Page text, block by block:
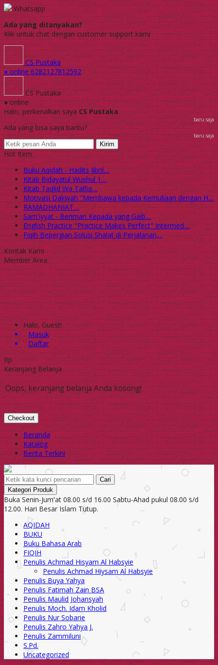
Whatsapp
Ada yang ditanyakan?
Klik untuk chat dengan customer support kami
CS Pustaka
● online 6282127812592
CS Pustaka
● online
Halo, perkenalkan sayaCS Pustaka
baru saja
Ada yang bisa saya bantu?
baru saja
Kirim
Hot Item
Buku Aqidah - Hadits Jibril....
Kitab Bidayatul Wushul 1....
Kitab Taqlid Wa Talfiq....
Motivasi Dakwah "Membawa kepada Kemuliaan dengan H....
RAMADHANIAT....
Sam'iyyat - Beriman Kepada yang Gaib....
English Practice "Practice Makes Perfect" Intermed....
Fiqih Bepergian Solusi Shalat di Perjalanan....
Kontak Kami
Member Area
Halo, Guest!
Masuk
Daftar
Rp
Keranjang Belanja
Oops, keranjang belanja Anda kosong!
Checkout
Beranda
Katalog
Berita Terkini
Cari
Kategori Produk
Buka Senin-Jum'at 08.00 s/d 16.00 Sabtu-Ahad pukul 08.00 s/d
12.00. Hari Besar Islam Tutup.
AQIDAH
BUKU
Buku Bahasa Arab
FIQIH
Penulis Achmad Hisyam Al Habsyie
Penulis Achmad Hiysam Al Habsyie
Penulis Buya Yahya
Penulis Fatimah Zain BSA
Penulis Maulid Johansyah
Penulis Moch. Idam Kholid
Penulis Nur Sobarie
Penulis Zahro Yahya J.
Penulis Zammiluni
S.Pd.
Uncategorized